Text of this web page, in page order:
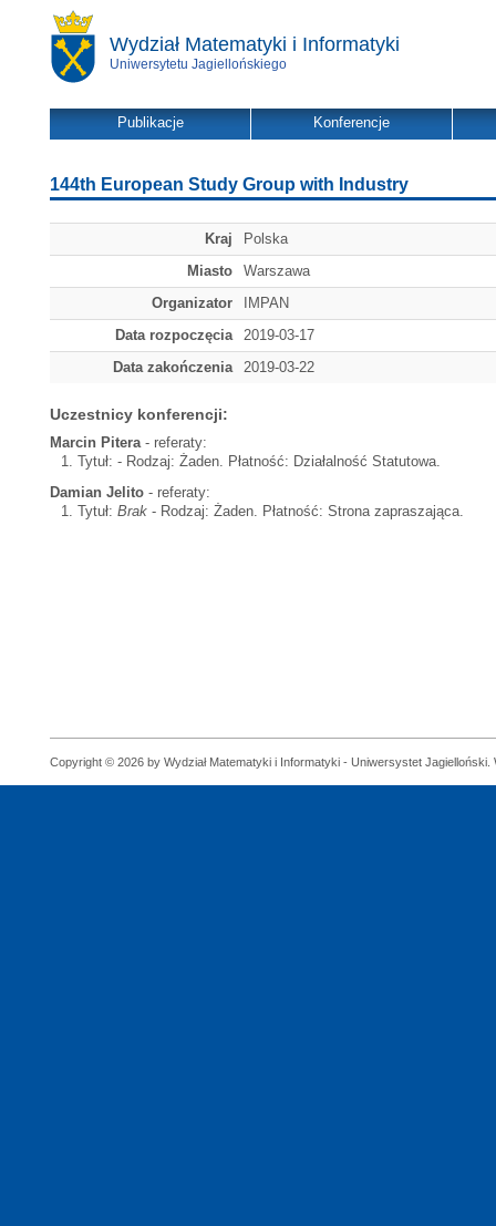
Wydział Matematyki i Informatyki
Uniwersytetu Jagiellońskiego
Publikacje Konferencje
144th European Study Group with Industry
Kraj
Polska
Miasto
Warszawa
Organizator
IMPAN
Data rozpoczęcia
2019-03-17
Data zakończenia
2019-03-22
Uczestnicy konferencji:
Marcin Pitera- referaty:
Tytuł: - Rodzaj: Żaden. Płatność: Działalność Statutowa.
Damian Jelito - referaty:
Tytuł: Brak - Rodzaj: Żaden. Płatność: Strona zapraszająca.
Copyright © 2026 by Wydział Matematyki i Informatyki - Uniwersystet